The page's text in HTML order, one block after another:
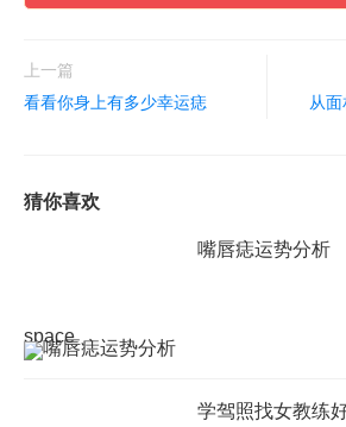
上一篇
看看你身上有多少幸运痣
从
猜你喜欢
space
嘴唇痣运势分析
学驾照找女教练